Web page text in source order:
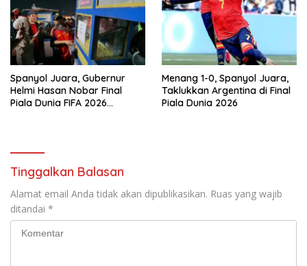
Spanyol Juara, Gubernur
Helmi Hasan Nobar Final
Piala Dunia FIFA 2026
Menang 1-0, Spanyol Juara,
Taklukkan Argentina di Final
Piala Dunia 2026
Tinggalkan Balasan
Alamat email Anda tidak akan dipublikasikan. Ruas yang wajib
ditandai *